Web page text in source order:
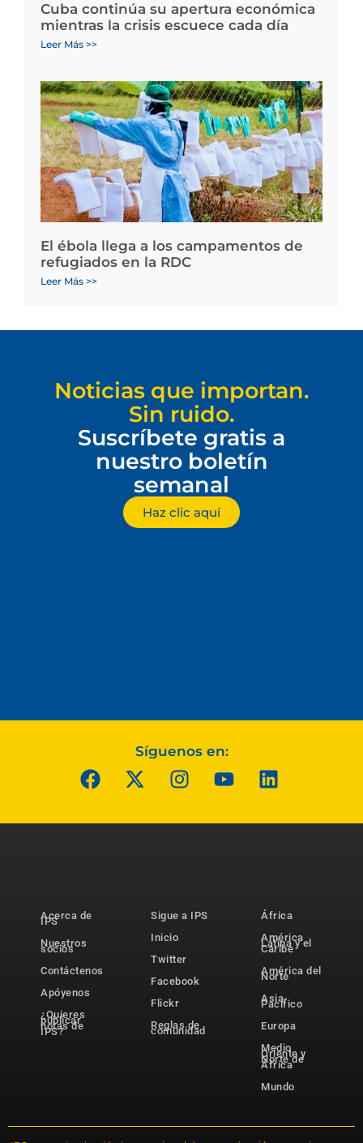
Cuba continúa su apertura económica
mientras la crisis escuece cada día
Leer Más >>
El ébola llega a los campamentos de
refugiados en la RDC
Leer Más >>
Noticias que importan.
Sin ruido.
Suscríbete gratis a
nuestro boletín
semanal
Haz clic aquí
Síguenos en:
Acerca de
IPS
Nuestros
socios
Contáctenos
Apóyenos
¿Quieres
publicar
notas de
IPS?
Sigue a IPS
Inicio
Twitter
Facebook
Flickr
Reglas de
comunidad
África
América
Latina y el
Caribe
América del
Norte
Asia-
Pacífico
Europa
Medio
Oriente y
Norte de
África
Mundo